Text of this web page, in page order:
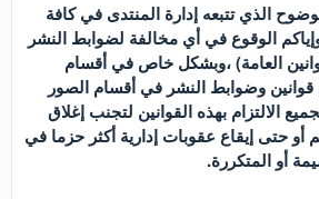
الذي تتبعه إدارة المنتدى في كافة
الوقوع في أي مخالفة لضوابط النشر
العامة) ،وبشكل خاص في أقسام
قوانين وضوابط النشر في أقسام الصور
الالتزام بهذه القوانين لتجنب إغلاق
أو حتى إيقاع عقوبات إدارية أكثر حزما في
أو المتكررة.